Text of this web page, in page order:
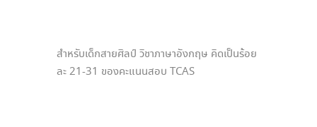
สำหรับเด็กสายศิลป์ วิชาภาษาอังกฤษ คิดเป็นร้อย
ละ 21-31 ของคะแนนสอบ TCAS